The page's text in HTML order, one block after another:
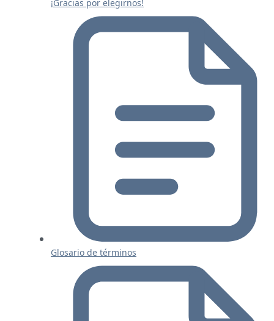
¡Gracias por elegirnos!
Glosario de términos